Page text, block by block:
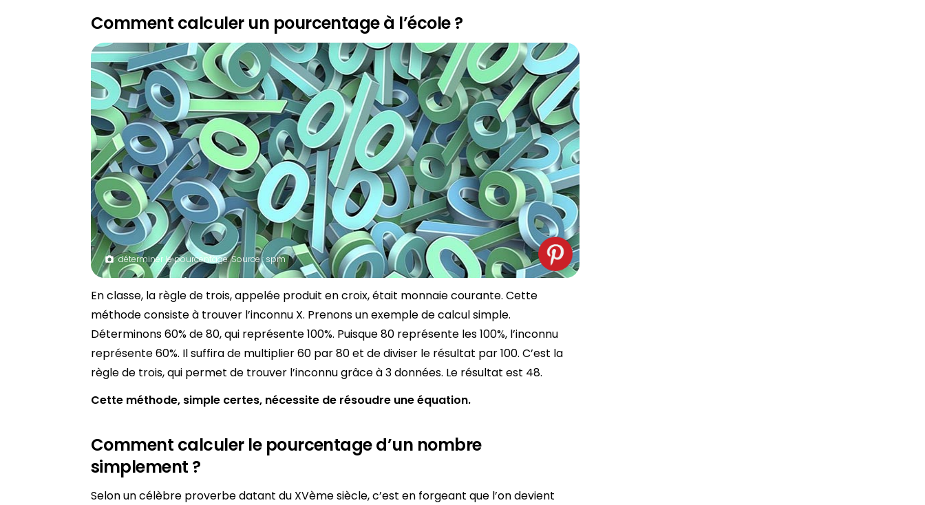
Comment calculer un pourcentage à l’école ?
déterminer le pourcentage. Source : spm
En classe, la règle de trois, appelée produit en croix, était monnaie courante. Cette
méthode consiste à trouver l’inconnu X. Prenons un exemple de calcul simple.
Déterminons 60% de 80, qui représente 100%. Puisque 80 représente les 100%, l’inconnu
représente 60%. Il suffira de multiplier 60 par 80 et de diviser le résultat par 100. C’est la
règle de trois, qui permet de trouver l’inconnu grâce à 3 données. Le résultat est 48.
Cette méthode, simple certes, nécessite de résoudre une équation.
Comment calculer le pourcentage d’un nombre
simplement ?
Selon un célèbre proverbe datant du XVème siècle, c’est en forgeant que l’on devient